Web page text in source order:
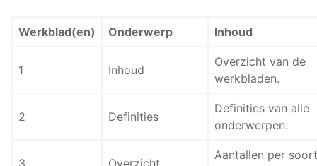
Werkblad(en) Onderwerp Inhoud
1 Inhoud
Overzicht van de
werkbladen.
2 Definities
Definities van alle
onderwerpen.
3 Overzicht
Aantallen per soort